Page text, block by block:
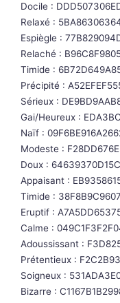
Docile :
Relaxé :
Espiègle :
Relaché :
Timide :
Précipité :
Sérieux :
Gai/Heureux :
Naïf :
Modeste :
Doux :
Appaisant :
Timide :
Eruptif :
Calme :
Adoussissant :
Prétentieux :
Soigneux :
Bizarre :